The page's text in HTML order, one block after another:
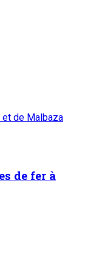
et de Malbaza
de fer à